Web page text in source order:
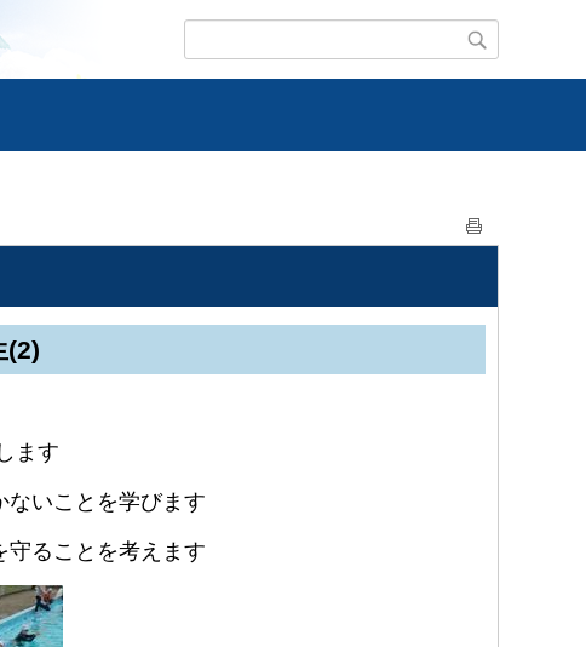
(2)
ます
ないことを学びます
守ることを考えます